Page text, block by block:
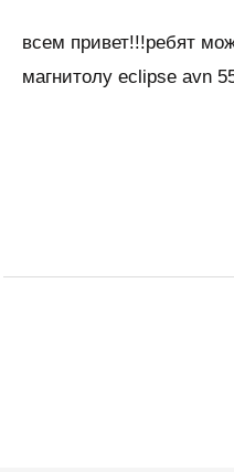
всем привет!!!ребят
магнитолу eclipse avn